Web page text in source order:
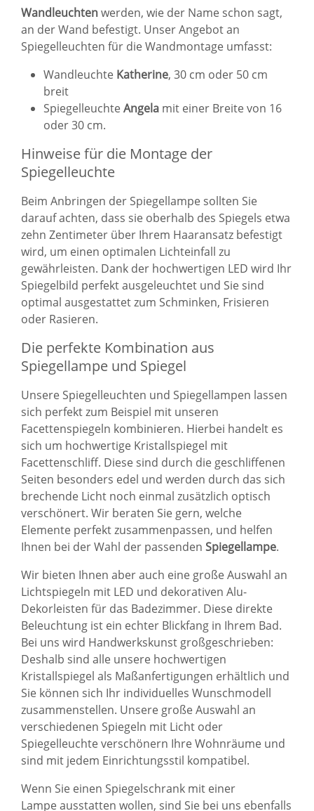
Wandleuchtenwerden, wie der Name schon sagt,
an der Wand befestigt. Unser Angebot an
Spiegelleuchten für die Wandmontage umfasst:
Wandleuchte Katherine, 30 cm oder 50 cm
breit
Spiegelleuchte Angela mit einer Breite von 16
oder 30 cm.
Hinweise für die Montage der
Spiegelleuchte
Beim Anbringen der Spiegellampe sollten Sie
darauf achten, dass sie oberhalb des Spiegels etwa
zehn Zentimeter über Ihrem Haaransatz befestigt
wird, um einen optimalen Lichteinfall zu
gewährleisten. Dank der hochwertigen LED wird Ihr
Spiegelbild perfekt ausgeleuchtet und Sie sind
optimal ausgestattet zum Schminken, Frisieren
oder Rasieren.
Die perfekte Kombination aus
Spiegellampe und Spiegel
Unsere Spiegelleuchten und Spiegellampen lassen
sich perfekt zum Beispiel mit unseren
Facettenspiegeln kombinieren. Hierbei handelt es
sich um hochwertige Kristallspiegel mit
Facettenschliff. Diese sind durch die geschliffenen
Seiten besonders edel und werden durch das sich
brechende Licht noch einmal zusätzlich optisch
verschönert. Wir beraten Sie gern, welche
Elemente perfekt zusammenpassen, und helfen
Ihnen bei der Wahl der passenden Spiegellampe.
Wir bieten Ihnen aber auch eine große Auswahl an
Lichtspiegeln mit LED und dekorativen Alu-
Dekorleisten für das Badezimmer. Diese direkte
Beleuchtung ist ein echter Blickfang in Ihrem Bad.
Bei uns wird Handwerkskunst großgeschrieben:
Deshalb sind alle unsere hochwertigen
Kristallspiegel als Maßanfertigungen erhältlich und
Sie können sich Ihr individuelles Wunschmodell
zusammenstellen. Unsere große Auswahl an
verschiedenen Spiegeln mit Licht oder
Spiegelleuchte verschönern Ihre Wohnräume und
sind mit jedem Einrichtungsstil kompatibel.
Wenn Sie einen Spiegelschrank mit einer
Lampe ausstatten wollen, sind Sie bei uns ebenfalls